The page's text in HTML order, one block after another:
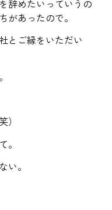
辞めたいっていうの
があったので。
とご縁をいただい
。
い。